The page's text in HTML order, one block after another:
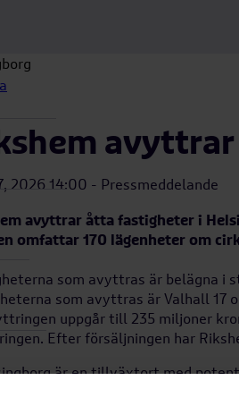
2026 14:00 - Pressmeddelande
avyttrar åtta fastigheter i
omfattar 170 lägenheter om
som avyttras är belägna i
som avyttras är Valhall 17
uppgår till 235 miljoner
Efter försäljningen har
är en tillväxtort med
och utveckla vårt övriga